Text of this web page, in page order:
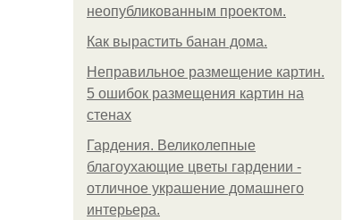
неопубликованным проектом.
Как вырастить банан дома.
Неправильное размещение картин.
5 ошибок размещения картин на
стенах
Гардения. Великолепные
благоухающие цветы гардении -
отличное украшение домашнего
интерьера.